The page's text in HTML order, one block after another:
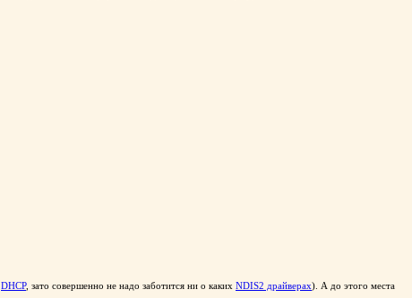
DHCP, зато совершенно не надо заботится ни о каких NDIS2 драйверах). А до этого места